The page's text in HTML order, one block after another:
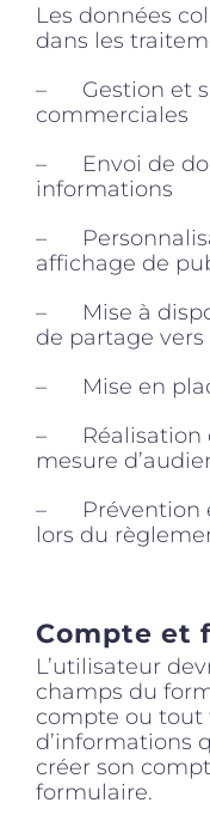
Les données
dans les
– Gestion et
commerciales
– Envoi de
informations
–
affichage de
– Mise à
de partage vers
– Mise en
– Réalisation
mesure
– Prévention
lors du
Compte et
L’utilisateur
champs du
compte ou tout
d’informations
créer son
formulaire.